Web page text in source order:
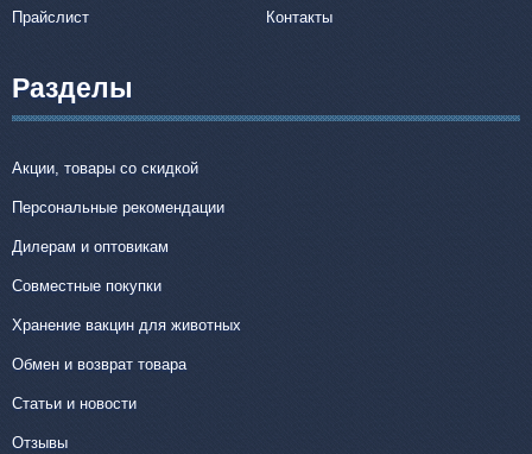
Прайслист
Контакты
Разделы
Акции, товары со скидкой
Персональные рекомендации
Дилерам и оптовикам
Совместные покупки
Хранение вакцин для животных
Обмен и возврат товара
Статьи и новости
Отзывы